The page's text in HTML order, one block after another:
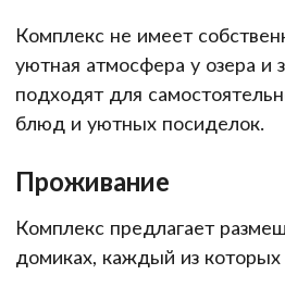
Комплекс не имеет
уютная атмосфера у озера и
подходят для
блюд и уютных посиделок.
Проживание
Комплекс предлагает
домиках, каждый из